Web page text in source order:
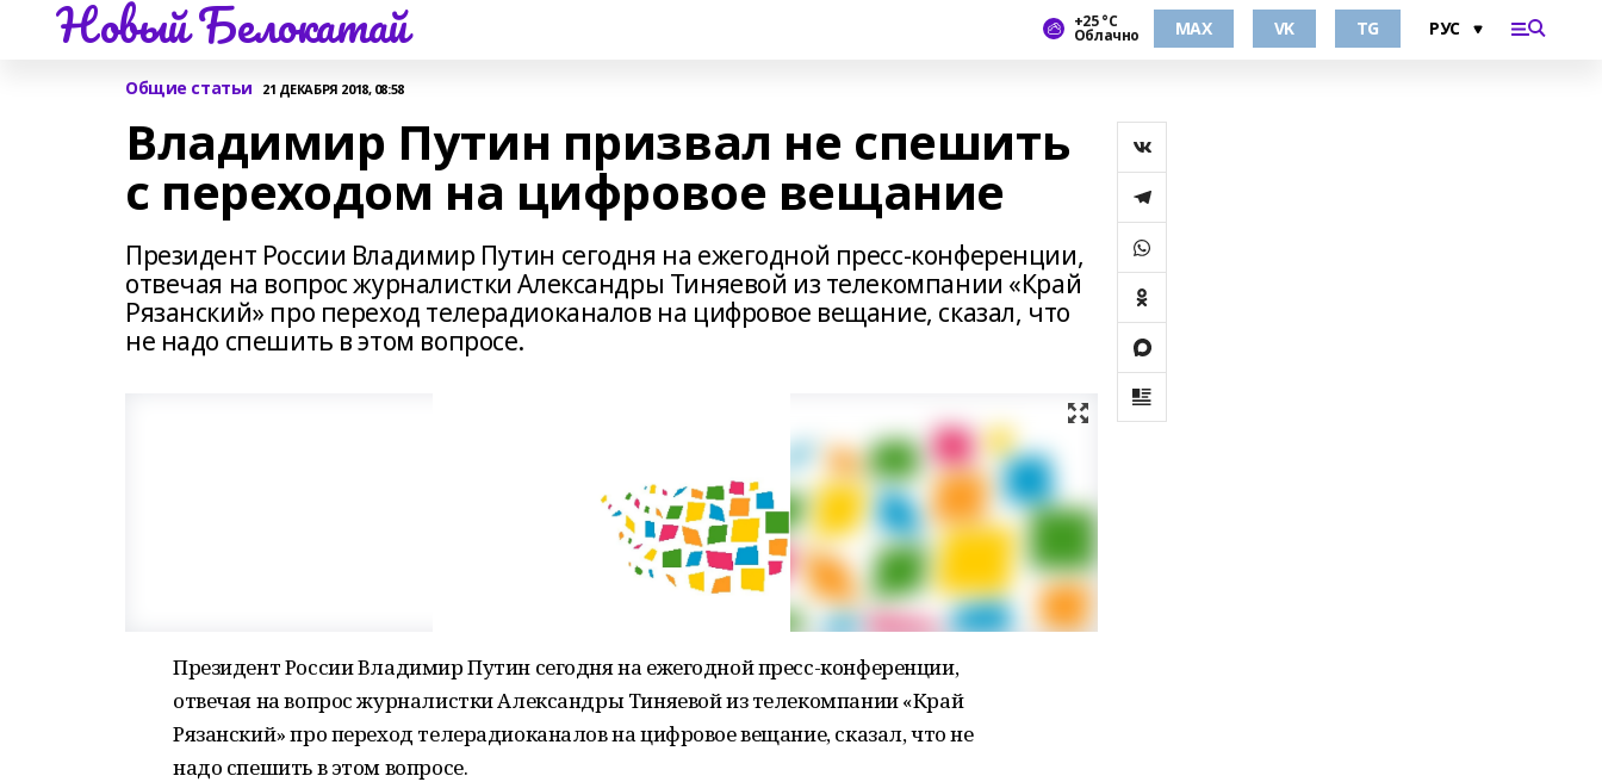
Новый Белокатай +25 °С
Облачно MAX VK TG
Общие статьи 21 ДЕКАБРЯ 2018, 08:58
Владимир Путин призвал не спешить
с переходом на цифровое вещание
Президент России Владимир Путин сегодня на ежегодной пресс-конференции,
отвечая на вопрос журналистки Александры Тиняевой из телекомпании «Край
Рязанский» про переход телерадиоканалов на цифровое вещание, сказал, что
не надо спешить в этом вопросе.
Президент России Владимир Путин сегодня на ежегодной пресс-конференции,
отвечая на вопрос журналистки Александры Тиняевой из телекомпании «Край
Рязанский» про переход телерадиоканалов на цифровое вещание, сказал, что не
надо спешить в этом вопросе.